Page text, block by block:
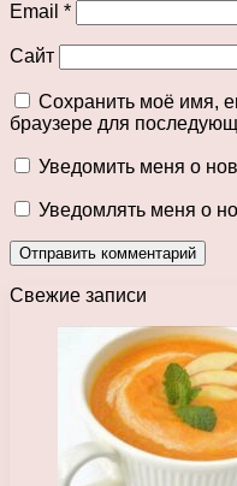
Email *
Сайт
Сохранить моё имя,
браузере для
Уведомить меня о
Уведомлять меня о
Свежие записи